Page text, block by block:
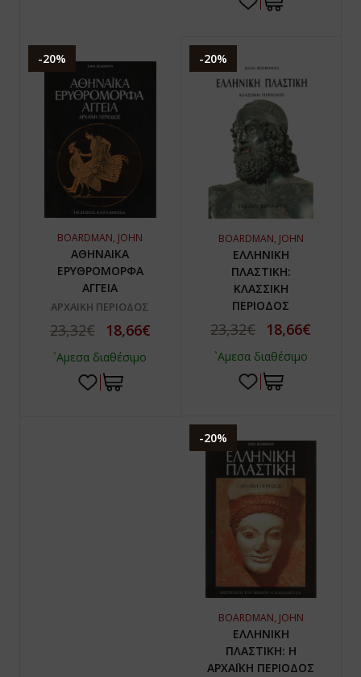
-20%
BOARDMAN, JOHN
ΑΘΗΝΑΙΚΑ
ΕΡΥΘΡΟΜΟΡΦΑ
ΑΓΓΕΙΑ
ΑΡΧΑΙΚΗ ΠΕΡΙΟΔΟΣ
23,32€ 18,66€
`Αμεσα διαθέσιμο
-20%
BOARDMAN, JOHN
ΕΛΛΗΝΙΚΗ
ΠΛΑΣΤΙΚΗ:
ΚΛΑΣΣΙΚΗ
ΠΕΡΙΟΔΟΣ
23,32€ 18,66€
`Αμεσα διαθέσιμο
-20%
BOARDMAN, JOHN
ΕΛΛΗΝΙΚΗ
ΠΛΑΣΤΙΚΗ: Η
ΑΡΧΑΪΚΗ ΠΕΡΙΟΔΟΣ